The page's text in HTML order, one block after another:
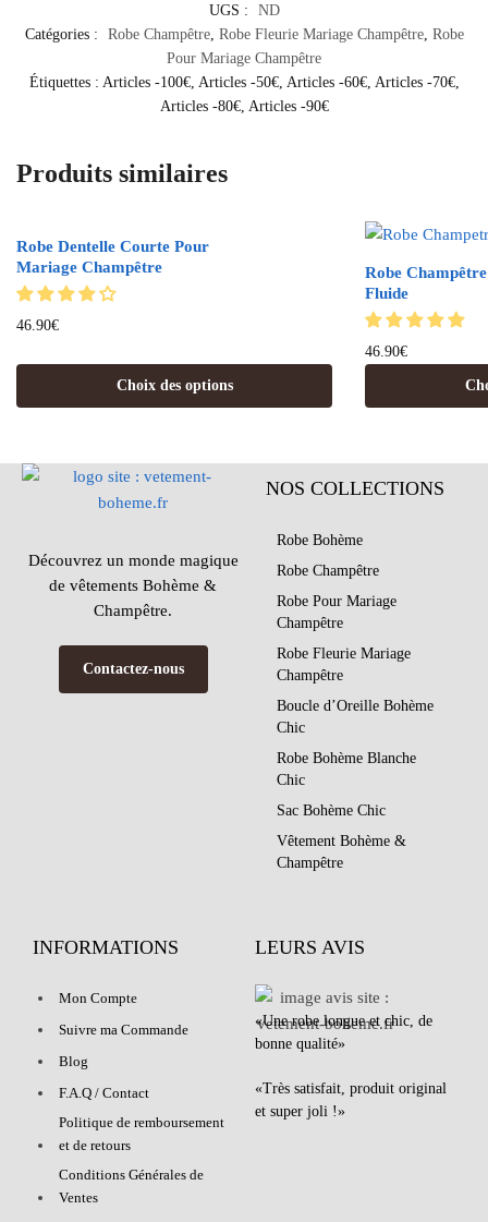
UGS :
ND
Catégories :
Robe Champêtre, Robe Fleurie Mariage Champêtre, Robe
Pour Mariage Champêtre
Étiquettes : Articles -100€, Articles -50€, Articles -60€, Articles -70€,
Articles -80€, Articles -90€
Produits similaires
Robe Dentelle Courte Pour
Mariage Champêtre
46.90€
Choix des options
Robe
Fluide
46.90€
Découvrez un monde magique
de vêtements Bohème &
Champêtre.
Contactez-nous
NOS COLLECTIONS
Robe Bohème
Robe Champêtre
Robe Pour Mariage
Champêtre
Robe Fleurie Mariage
Champêtre
Boucle d’Oreille Bohème
Chic
Robe Bohème Blanche
Chic
Sac Bohème Chic
Vêtement Bohème &
Champêtre
INFORMATIONS
Mon Compte
Suivre ma Commande
Blog
F.A.Q / Contact
Politique de remboursement
et de retours
Conditions Générales de
Ventes
LEURS AVIS
«Une robe longue et chic, de
bonne qualité»
«Très satisfait, produit original
et super joli !»